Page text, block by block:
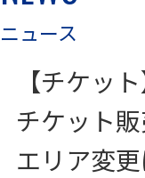
ニュース
【チケッ
チケット
エリア変